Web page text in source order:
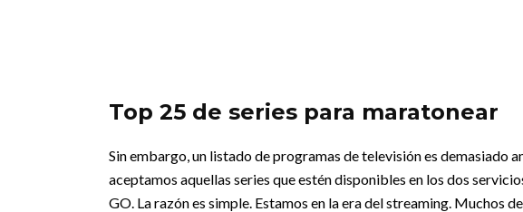
Top 25 de series para maratonear
Sin embargo, un listado de programas de televisión es demasiado
aceptamos aquellas series que estén disponibles en los dos
GO. La razón es simple. Estamos en la era del streaming. Muchos